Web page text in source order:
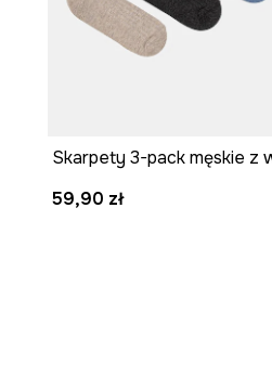
59,90 zł